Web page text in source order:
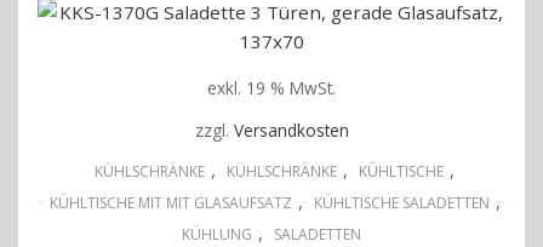
exkl. 19 % MwSt.
zzgl. Versandkosten
KÜHLSCHRÄNKE , KÜHLSCHRÄNKE , KÜHLTISCHE ,
KÜHLTISCHE MIT MIT GLASAUFSATZ , KÜHLTISCHE SALADETTEN ,
KÜHLUNG , SALADETTEN